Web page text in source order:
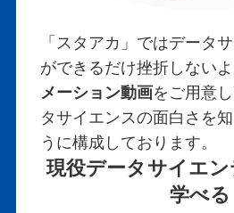
「スタアカ」ではデータ
ができるだけ挫折しない
メーション動画をご用意
タサイエンスの面白さを
うに構成しております。
現役データサイエ
学べる